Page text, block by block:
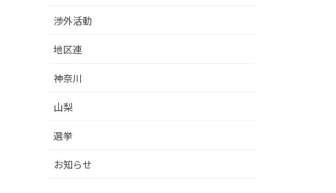
渉外活動
地区連
神奈川
山梨
選挙
お知らせ